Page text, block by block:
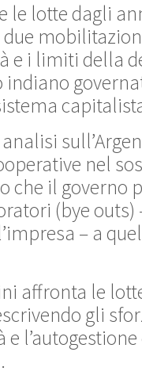
le lotte dagli
e i limiti della
indiano
nel
che il governo
(bye
– a
affronta le
gli